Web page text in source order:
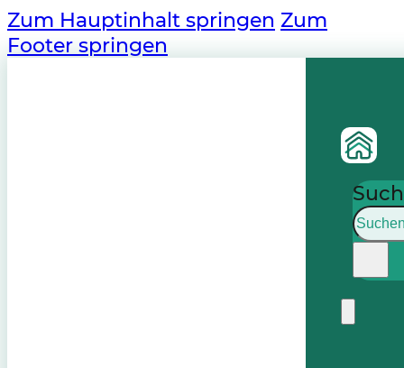
Zum Hauptinhalt springen Zum
Footer springen